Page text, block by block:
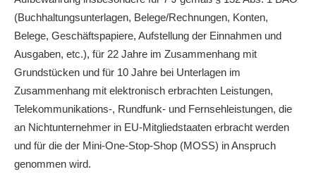
(Buchhaltungsunterlagen, Belege/Rechnungen, Konten,
Belege, Geschäftspapiere, Aufstellung der Einnahmen und
Ausgaben, etc.), für 22 Jahre im Zusammenhang mit
Grundstücken und für 10 Jahre bei Unterlagen im
Zusammenhang mit elektronisch erbrachten Leistungen,
Telekommunikations-, Rundfunk- und Fernsehleistungen, die
an Nichtunternehmer in EU-Mitgliedstaaten erbracht werden
und für die der Mini-One-Stop-Shop (MOSS) in Anspruch
genommen wird.